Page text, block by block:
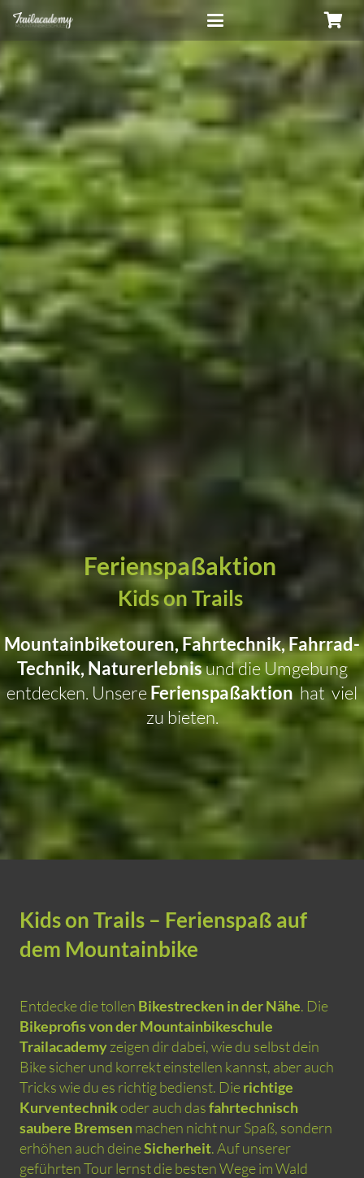
Ferienspaßaktion
Kids on Trails
Mountainbiketouren, Fahrtechnik, Fahrrad-
Technik, Naturerlebnisund die Umgebung
entdecken. UnsereFerienspaßaktionhat viel
zu bieten.
Kids on Trails – Ferienspaß auf
dem Mountainbike
Entdecke die tollen Bikestrecken in der Nähe. Die
Bikeprofis von der Mountainbikeschule
Trailacademyzeigen dir dabei, wie du selbst dein
Bike sicher und korrekt einstellen kannst, aber auch
Tricks wie du es richtig bedienst. Dierichtige
Kurventechnikoder auch dasfahrtechnisch
saubere Bremsenmachen nicht nur Spaß, sondern
erhöhen auch deineSicherheit. Auf unserer
geführten Tour lernst die besten Wege im Wald